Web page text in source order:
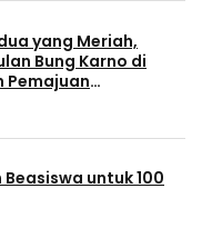
yang Meriah,
Bung Karno di
Pemajuan
untuk 100